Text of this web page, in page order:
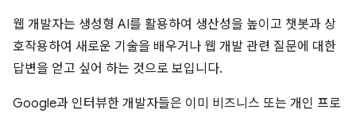
웹 개발자는 생성형 AI를 활용하여 생산성을 높이고 챗봇과 상
호작용하여 새로운 기술을 배우거나 웹 개발 관련 질문에 대한
답변을 얻고 싶어 하는 것으로 보입니다.
Google과 인터뷰한 개발자들은 이미 비즈니스 또는 개인 프로